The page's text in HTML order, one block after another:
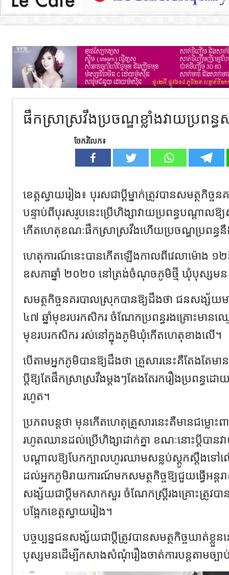
ផឹកស្រាស្រវឹងប្រចណ្ឌខ្លាំងវាយប្រពន្ធ
ចែករំលែក៖
ខេត្តស្វាយរៀង៖ បុរសជាប្ដីម្នាក់ត្រូវបានសមត្ថកិច្ច
បន្ទាប់ពីបុរសរូបនេះប្រើហិង្សាវាយប្រពន្ធបណ្ដាលឱ្
កើតហេតុខណៈផឹកស្រាស្រវឹងហើយប្រចណ្ឌប្រពន្ធនឹ
ហេតុការណ៍នេះបានកើតឡើងកាលពីវេលាម៉ោង ១២
ឧសភាឆ្នាំ ២០២០ នៅត្រង់ចំណុចភូមិថ្មី ឃុំបុស្សម
សមត្ថកិច្ចនគរបាលស្រុកបានឱ្យដឹងថា ជនសង្ស័
៤៧ ឆ្នាំមុខរបរកសិករ ចំណែកប្រពន្ធរងគ្រោះមានឈ្
មុខរបរកសិករ រស់នៅក្នុងភូមិឃុំកើតហេតុខាងលើ។
បើតាមអ្នកភូមិបានឱ្យដឹងថា គ្រួសារនេះគឺតែងតែម
ប្ដីឱ្យតែផឹកស្រាស្រវឹងម្ដងៗតែងតែរករឿងប្រពន្ធ
រហូត។
ប្រភពបន្តថា មុនកើតហេតុគ្រួសារនេះគឺមានជម្លោះពា
រហូតឈានដល់ប្រើហិង្សាដាក់គ្នា ខណៈនោះប្ដីបានវ
បណ្ដាលឱ្យបែកក្បាលហូរឈាមសន្លប់ស្ដូកស្ដឹងទៅលើដី
ដល់អ្នកភូមិរាយការណ៍មកសមត្ថកិច្ចឱ្យជួយធ្វើអន្ត
សង្ស័យជាប្ដីមកសាកសួរ ចំណែកស្ត្រីរងគ្រោះត្រូវបាន
បង្អែកខេត្តស្វាយរៀង។
បច្ចប្បន្នជនសង្ស័យជាប្ដីត្រូវបានសមត្ថកិច្ចឃាត់ខ្លួ
បុស្សមនដើម្បីកសាងសំណុំរឿងចាត់ការបន្តតាមច្